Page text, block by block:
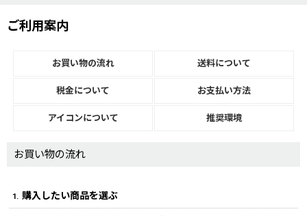
ご利用案内
お買い物の流れ 送料について
税金について お支払い方法
アイコンについて 推奨環境
お買い物の流れ
1. 購入したい商品を選ぶ